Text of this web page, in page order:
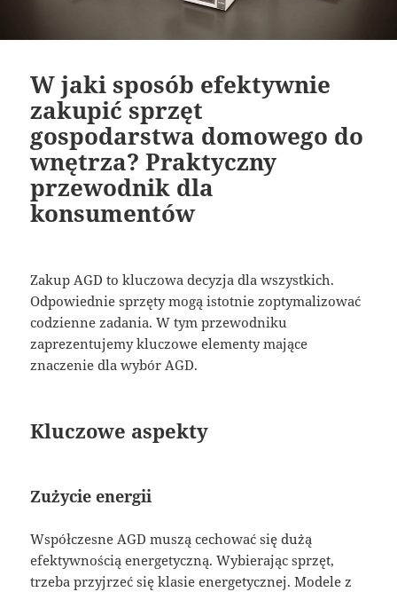
W jaki sposób efektywnie
zakupić sprzęt
gospodarstwa domowego do
wnętrza? Praktyczny
przewodnik dla
konsumentów
Zakup AGD to kluczowa decyzja dla wszystkich.
Odpowiednie sprzęty mogą istotnie zoptymalizować
codzienne zadania. W tym przewodniku
zaprezentujemy kluczowe elementy mające
znaczenie dla wybór AGD.
Kluczowe aspekty
Zużycie energii
Współczesne AGD muszą cechować się dużą
efektywnością energetyczną. Wybierając sprzęt,
trzeba przyjrzeć się klasie energetycznej. Modele z